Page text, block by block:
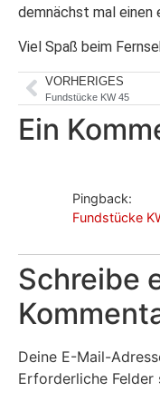
demnächst mal einen
Viel Spaß beim
VORHERIGES
Fundstücke KW 45
Ein
Pingback:
Fundstücke
Schreibe
Deine E-Mail-
Erforderliche Felder